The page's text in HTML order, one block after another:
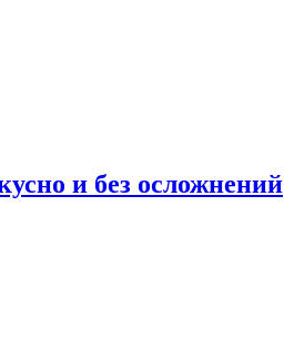
и без осложнений